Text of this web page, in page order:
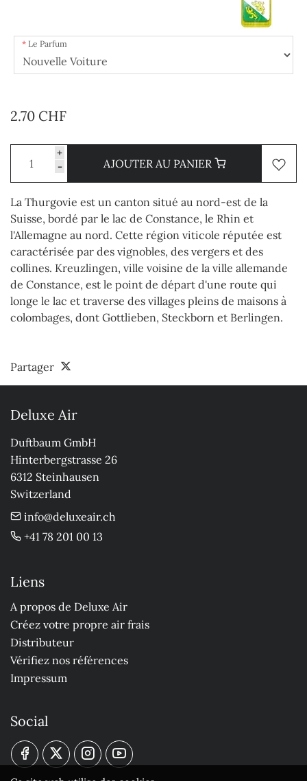
Le Parfum
2.70 CHF
+
-
AJOUTER AU PANIER
La Thurgovie est un canton situé au nord-est de la
Suisse, bordé par le lac de Constance, le Rhin et
l'Allemagne au nord. Cette région viticole réputée est
caractérisée par des vignobles, des vergers et des
collines. Kreuzlingen, ville voisine de la ville allemande
de Constance, est le point de départ d'une route qui
longe le lac et traverse des villages pleins de maisons à
colombages, dont Gottlieben, Steckborn et Berlingen.
Partager
Deluxe Air
Duftbaum GmbH
Hinterbergstrasse 26
6312 Steinhausen
Switzerland
info@deluxeair.ch
+41 78 201 00 13
Liens
A propos de Deluxe Air
Créez votre propre air frais
Distributeur
Vérifiez nos références
Impressum
Social